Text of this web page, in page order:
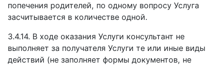
попечения родителей, по одному вопросу Услуга
засчитывается в количестве одной.
3.4.14. В ходе оказания Услуги консультант не
выполняет за получателя Услуги те или иные виды
действий (не заполняет формы документов, не